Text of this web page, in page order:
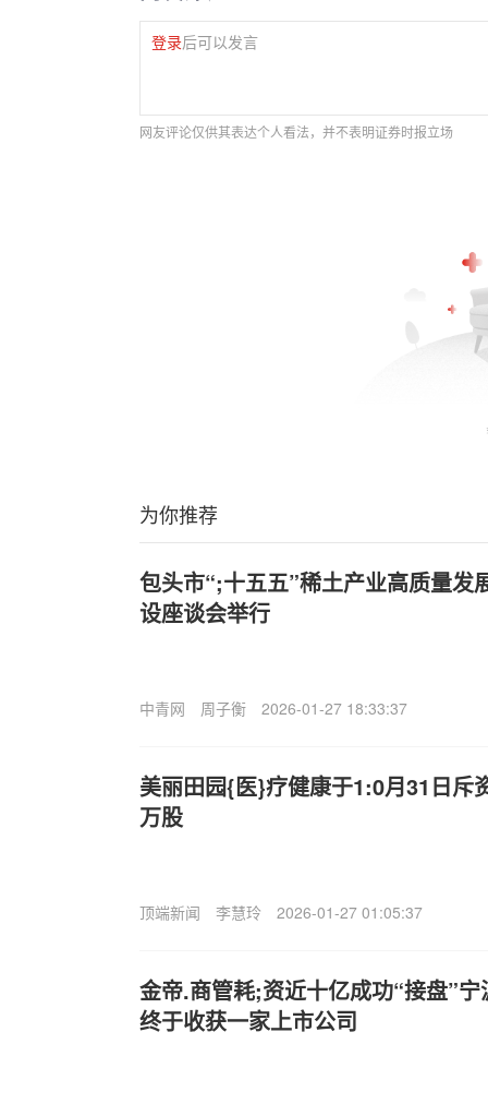
登录后可以发言
网友评论仅供其表达个人看法，并不表明证券时报立场
为你推荐
包头市“;十五五”稀土产业高质量发
设座谈会举行
中青网 周子衡 2026-01-27 18:33:37
美丽田园{医}疗健康于1:0月31日斥
万股
顶端新闻 李慧玲 2026-01-27 01:05:37
金帝.商管耗;资近十亿成功“接盘”
终于收获一家上市公司